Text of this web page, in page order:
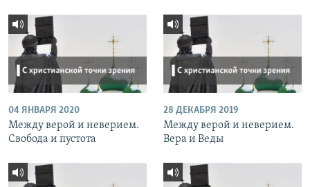
04 ЯНВАРЯ 2020
Между верой и неверием.
Свобода и пустота
28 ДЕКАБРЯ 2019
Между верой и неверием.
Вера и Веды